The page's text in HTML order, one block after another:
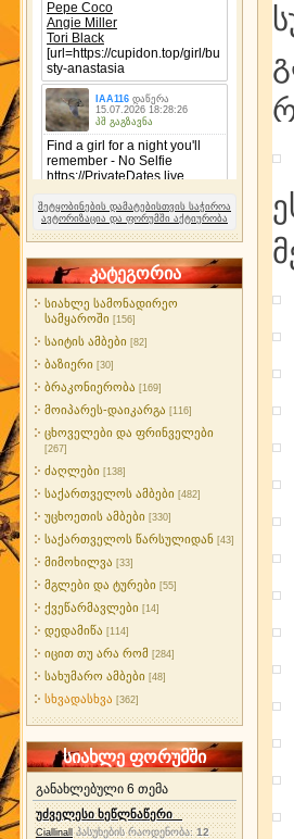
შეტყობინების დამატებისთვის საჭიროა
ავტორიზაცია და ფორუმში აქტიურობა
კატეგორია
სიახლე სამონადირეო
სამყაროში [156]
საიტის ამბები [82]
ბაზიერი [30]
ბრაკონიერობა [169]
მოიპარეს-დაიკარგა [116]
ცხოველები და ფრინველები
[267]
ძაღლები [138]
საქართველოს ამბები [482]
უცხოეთის ამბები [330]
საქართველოს წარსულიდან [43]
მიმოხილვა [33]
მგლები და ტურები [55]
ქვეწარმავლები [14]
დედამიწა [114]
იცით თუ არა რომ [284]
სახუმარო ამბები [48]
სხვადასხვა [362]
სიახლე ფორუმში
განახლებული 6 თემა
უძველესი ხეწლნაწერი
Ciallinall პასუხების რაოდენობა:12